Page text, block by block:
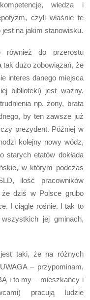
wiedza i
czyli właśnie te
na jakim stanowisku.
do przerostu
tak dużo zobowiązań, że
interes danego miejsca
biblioteki) jest ważny,
np. żony, brata
by ten zawsze już
prezydent. Później w
kolejny nowy wódz,
starych etatów dokłada
w którym podczas
ilość pracowników
dziś w Polsce grubo
I ciągle rośnie. I tak to
jej gminach,
taki, że na różnych
– przypominam,
i to my – mieszkańcy i
pracują ludzie